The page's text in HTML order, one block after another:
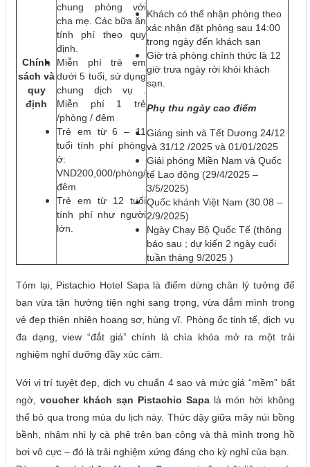
Chính
sách và
quy
định
chung phòng với
cha mẹ. Các bữa ăn
tính phí theo quy
định.
Miễn phí trẻ em
dưới 5 tuổi, sử dụng
chung dịch vụ .
Miễn phí 1 trẻ
/phòng / đêm
Trẻ em từ 6 – 11
tuổi tính phí phòng
ở:
VND200,000/phòng/
đêm
Trẻ em từ 12 tuổi
tính phí như người
lớn.
Khách có thể nhận phòng theo
xác nhận đặt phòng sau 14:00
trong ngày đến khách sạn
Giờ trả phòng chính thức là 12
giờ trưa ngày rời khỏi khách
sạn.
Phụ thu ngày cao điểm
Giáng sinh và Tết Dương 24/12
và 31/12 /2025 và 01/01/2025
Giải phóng Miền Nam và Quốc
tế Lao động (29/4/2025 –
3/5/2025)
Quốc khánh Việt Nam (30.08 –
2/9/2025)
Ngày Chạy Bộ Quốc Tế (thông
báo sau ; dự kiến 2 ngày cuối
tuần tháng 9/2025 )
Tóm lại, Pistachio Hotel Sapa là điểm dừng chân lý tưởng để
bạn vừa tận hưởng tiện nghi sang trọng, vừa đắm mình trong
vẻ đẹp thiên nhiên hoang sơ, hùng vĩ. Phòng ốc tinh tế, dịch vụ
đa dạng, view “đắt giá” chính là chìa khóa mở ra một trải
nghiệm nghỉ dưỡng đầy xúc cảm.
Với vị trí tuyệt đẹp, dịch vụ chuẩn 4 sao và mức giá “mềm” bất
ngờ,voucher khách sạn Pistachio Sapa là món hời không
thể bỏ qua trong mùa du lịch này. Thức dậy giữa mây núi bồng
bềnh, nhâm nhi ly cà phê trên ban công và thả mình trong hồ
bơi vô cực – đó là trải nghiệm xứng đáng cho kỳ nghỉ của bạn.